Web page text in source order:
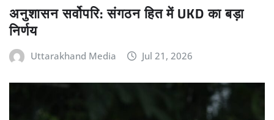
अनुशासन सर्वोपरि: संगठन हित में UKD का बड़ा
निर्णय
Uttarakhand Media Jul 21, 2026